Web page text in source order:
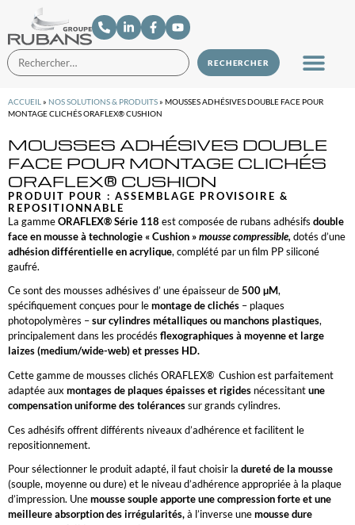
ACCUEIL » NOS SOLUTIONS & PRODUITS» MOUSSES ADHÉSIVES DOUBLE FACE POUR
MONTAGE CLICHÉS ORAFLEX® CUSHION
MOUSSES ADHÉSIVES DOUBLE
FACE POUR MONTAGE CLICHÉS
ORAFLEX® CUSHION
PRODUIT POUR :ASSEMBLAGE PROVISOIRE &
REPOSITIONNABLE
La gammeORAFLEX® Série 118 est composée de rubans adhésifs double
face en mousse à technologie « Cushion »mousse compressible, dotés d’une
adhésion différentielle en acrylique, complété par un film PP siliconé
gaufré.
Ce sont des mousses adhésives d’ une épaisseur de500 µM,
spécifiquement conçues pour lemontage de clichés – plaques
photopolymères –sur cylindres métalliques ou manchons plastiques,
principalement dans les procédés flexographiques à moyenne et large
laizes (medium/wide-web) et presses HD.
Cette gamme de mousses clichés ORAFLEX® Cushion est parfaitement
adaptée aux montages de plaques épaisses et rigides nécessitantune
compensation uniforme des tolérancessur grands cylindres.
Ces adhésifs offrent différents niveaux d’adhérence et facilitent le
repositionnement.
Pour sélectionner le produit adapté, il faut choisir la dureté de la mousse
(souple, moyenne ou dure) et le niveau d’adhérence appropriée à la plaque
d’impression. Unemousse souple apporte une compression forte et une
meilleure absorption des irrégularités,à l’inverse unemousse dure